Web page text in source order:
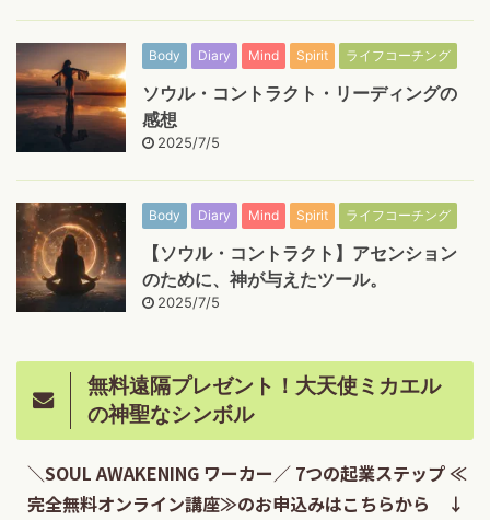
Body Diary Mind Spirit ライフコーチング
ソウル・コントラクト・リーディングの
感想
2025/7/5
Body Diary Mind Spirit ライフコーチング
【ソウル・コントラクト】アセンション
のために、神が与えたツール。
2025/7/5
無料遠隔プレゼント！大天使ミカエル
の神聖なシンボル
＼SOUL AWAKENING ワーカー／ 7つの起業ステップ ≪
完全無料オンライン講座≫のお申込みはこちらから ↓